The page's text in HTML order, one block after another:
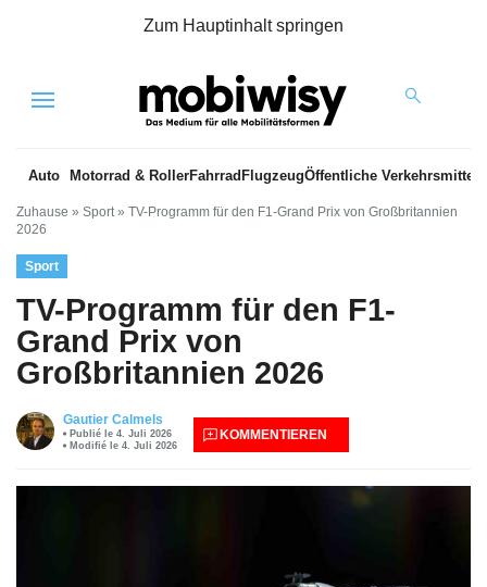
Zum Hauptinhalt springen
Menu
Auto Motorrad & RollerFahrrad FlugzeugÖffentliche Verkehrsmittel
Zuhause » Sport » TV-Programm für den F1-Grand Prix von Großbritannien
2026
Sport
TV-Programm für den F1-
Grand Prix von
Großbritannien 2026
Gautier Calmels
Publié le 4. Juli 2026
Modifié le 4. Juli 2026
KOMMENTIEREN